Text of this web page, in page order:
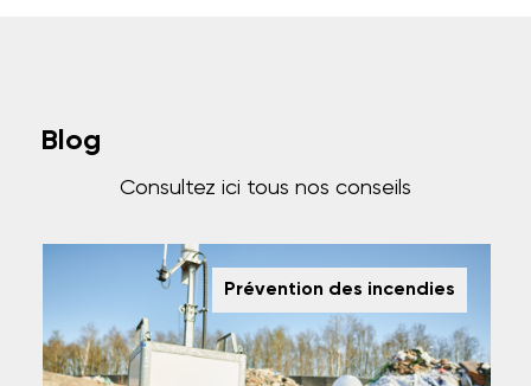
Blog
Consultez ici tous nos conseils
Prévention des incendies